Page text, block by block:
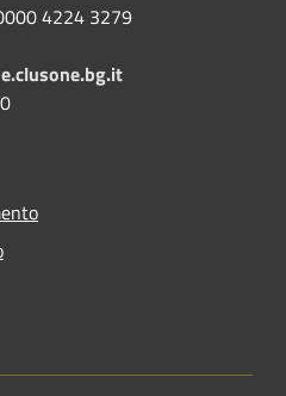
4224 3279